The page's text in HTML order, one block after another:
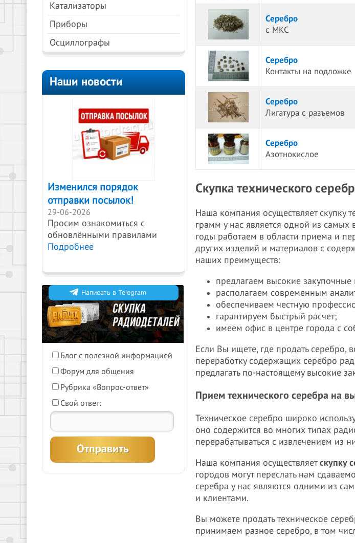
Катализаторы
Приборы
Осциллографы
Наши новости
Изменился порядок
отправки посылок!
29-06-2026
Просим ознакомиться с
обновлёнными правилами
Подробнее
График работы в
праздничные дни
05-06-2026
Внимание! с 12 июня по 14
июня, ООО "Радуга" не
праздником.
Подробнее
Написать в Telegram
Что бы Вы хотели видеть на
нашем сайте?
Блог с полезной информацией
Форум для общения
Рубрика «Вопрос-ответ»
Свой ответ:
Серебро
с МКС
Серебро
Контакты на подложке
Серебро
Лигатура с разъемов
Серебро
Азотнокислое
Скупка технического
Наша компания осуществляет скупку
грамм у нас является одной из
годы работаем в области приема и
других изделий и материалов с
наших преимуществ:
предлагаем высокие закупочные
располагаем современным
обеспечиваем честную
гарантируем быстрый расчет;
имеем офис в центре города с
Если Вы ищете, где продать серебро,
переработку содержащих серебро
предлагать по-настоящему высокие
Прием технического серебра на
Техническое серебро широко
оно содержится во многих типах
перерабатываться с извлечением из
Наша компания осуществляетскупку
городов могут переслать нам
серебра у нас являются одними из
и клиентами.
Вы можете продать техническое
принимаем разное серебро, в том